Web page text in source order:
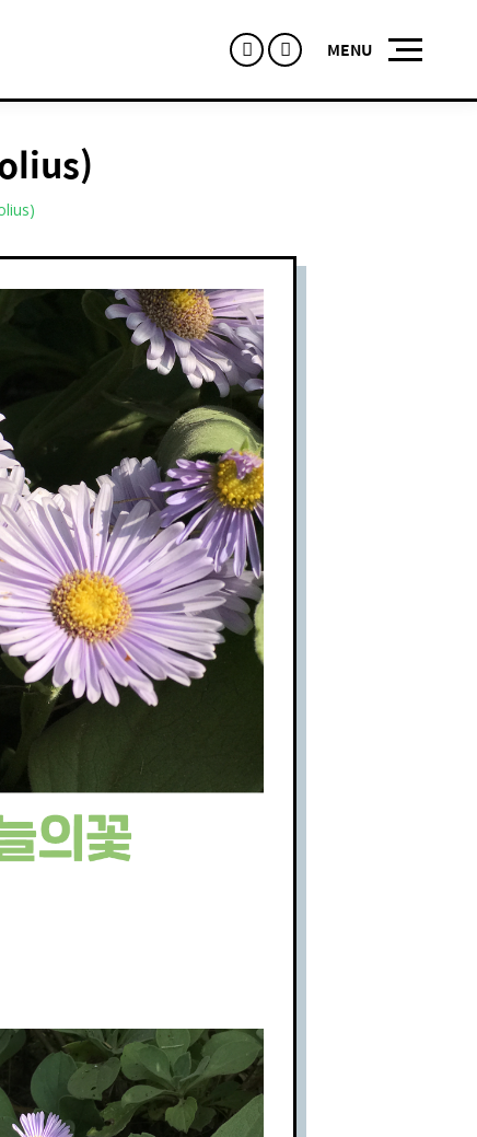
FacebookInstagram